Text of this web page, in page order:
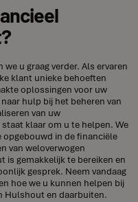
u graag verder. Als ervaren
klant unieke behoeften
oplossingen voor uw
hulp bij het beheren van
van uw
klaar om u te helpen. We
opgebouwd in de financiële
van weloverwogen
is gemakkelijk te bereiken en
gesprek. Neem vandaag
hoe we u kunnen helpen bij
Hulshout en daarbuiten.